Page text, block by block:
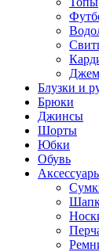
Блузки и
Брюки
Джинсы
Шорты
Юбки
Обувь